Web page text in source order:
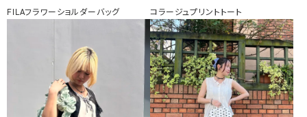
FILAフラワーショルダーバッグ コラージュプリントトート